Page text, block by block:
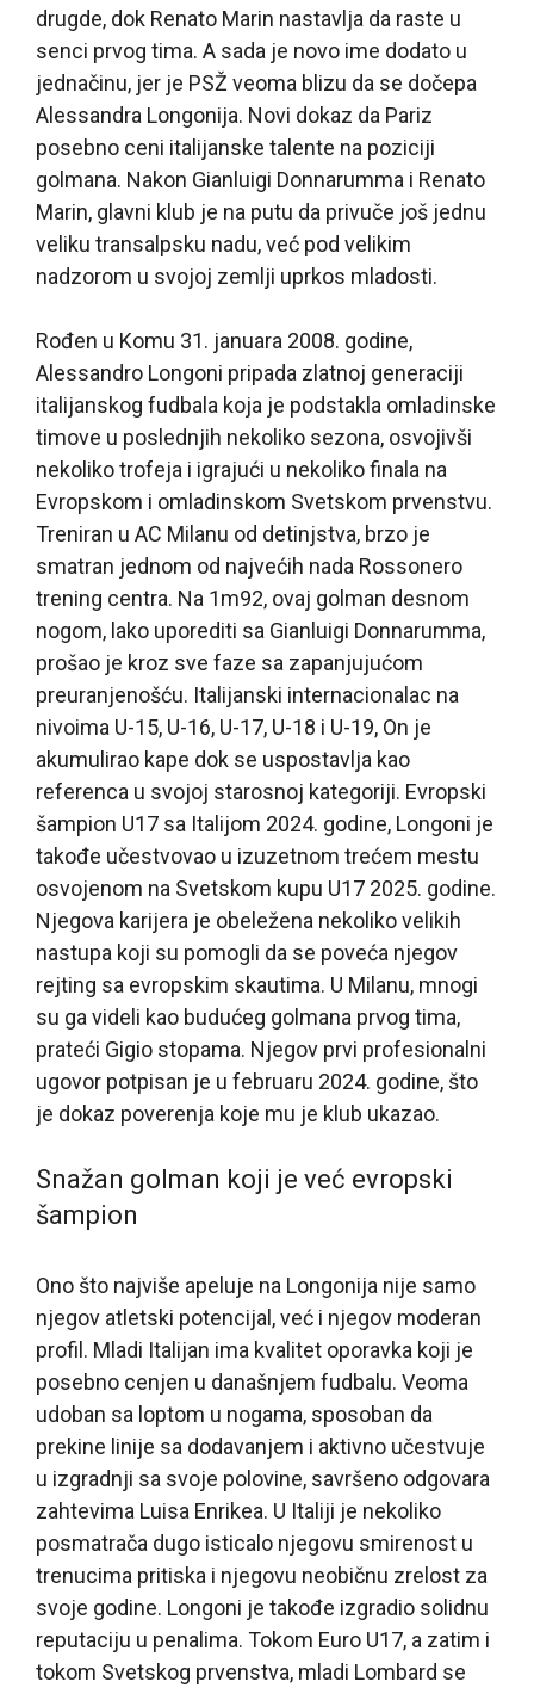
drugde, dok Renato Marin nastavlja da raste u
senci prvog tima. A sada je novo ime dodato u
jednačinu, jer je PSŽ veoma blizu da se dočepa
Alessandra Longonija. Novi dokaz da Pariz
posebno ceni italijanske talente na poziciji
golmana. Nakon Gianluigi Donnarumma i Renato
Marin, glavni klub je na putu da privuče još jednu
veliku transalpsku nadu, već pod velikim
nadzorom u svojoj zemlji uprkos mladosti.
Rođen u Komu 31. januara 2008. godine,
Alessandro Longoni pripada zlatnoj generaciji
italijanskog fudbala koja je podstakla omladinske
timove u poslednjih nekoliko sezona, osvojivši
nekoliko trofeja i igrajući u nekoliko finala na
Evropskom i omladinskom Svetskom prvenstvu.
Treniran u AC Milanu od detinjstva, brzo je
smatran jednom od najvećih nada Rossonero
trening centra. Na 1m92, ovaj golman desnom
nogom, lako uporediti sa Gianluigi Donnarumma,
prošao je kroz sve faze sa zapanjujućom
preuranjenošću. Italijanski internacionalac na
nivoima U-15, U-16, U-17, U-18 i U-19, On je
akumulirao kape dok se uspostavlja kao
referenca u svojoj starosnoj kategoriji. Evropski
šampion U17 sa Italijom 2024. godine, Longoni je
takođe učestvovao u izuzetnom trećem mestu
osvojenom na Svetskom kupu U17 2025. godine.
Njegova karijera je obeležena nekoliko velikih
nastupa koji su pomogli da se poveća njegov
rejting sa evropskim skautima. U Milanu, mnogi
su ga videli kao budućeg golmana prvog tima,
prateći Gigio stopama. Njegov prvi profesionalni
ugovor potpisan je u februaru 2024. godine, što
je dokaz poverenja koje mu je klub ukazao.
Snažan golman koji je već evropski
šampion
Ono što najviše apeluje na Longonija nije samo
njegov atletski potencijal, već i njegov moderan
profil. Mladi Italijan ima kvalitet oporavka koji je
posebno cenjen u današnjem fudbalu. Veoma
udoban sa loptom u nogama, sposoban da
prekine linije sa dodavanjem i aktivno učestvuje
u izgradnji sa svoje polovine, savršeno odgovara
zahtevima Luisa Enrikea. U Italiji je nekoliko
posmatrača dugo isticalo njegovu smirenost u
trenucima pritiska i njegovu neobičnu zrelost za
svoje godine. Longoni je takođe izgradio solidnu
reputaciju u penalima. Tokom Euro U17, a zatim i
tokom Svetskog prvenstva, mladi Lombard se